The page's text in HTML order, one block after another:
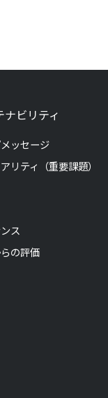
ナビリティ
ッセージ
リティ（重要課題）
ス
の評価